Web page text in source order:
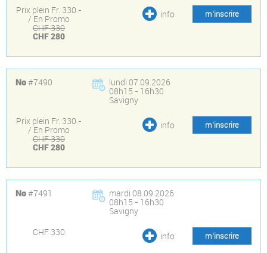
Prix plein Fr. 330.-
/ En Promo
CHF 330
CHF 280
info m’inscrire
No#7490 lundi 07.09.2026
08h15 - 16h30
Savigny
Prix plein Fr. 330.-
/ En Promo
CHF 330
CHF 280
info m’inscrire
No#7491 mardi 08.09.2026
08h15 - 16h30
Savigny
CHF 330
info m’inscrire